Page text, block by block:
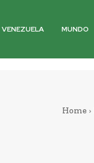
VENEZUELA MUNDO
Home